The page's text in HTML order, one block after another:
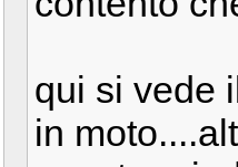
qui si vede
in